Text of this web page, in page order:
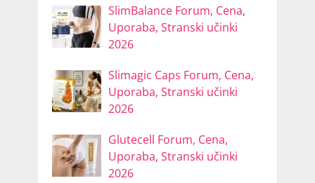
SlimBalance Forum, Cena,
Uporaba, Stranski učinki
2026
Slimagic Caps Forum, Cena,
Uporaba, Stranski učinki
2026
Glutecell Forum, Cena,
Uporaba, Stranski učinki
2026